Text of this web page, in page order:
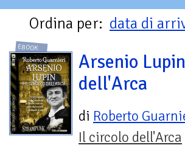
Ordina per: data di
EBOOK
Arsenio
dell'Arca
di Roberto
Il circolo dell'Arca